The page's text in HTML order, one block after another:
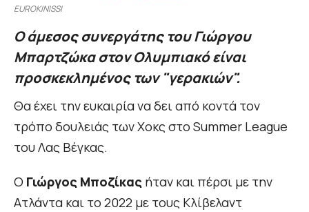
EUROKINISSI
Ο άμεσος συνεργάτης του Γιώργου
Μπαρτζώκα στον Ολυμπιακό είναι
προσκεκλημένος των "γερακιών".
Θα έχει την ευκαιρία να δει από κοντά τον
τρόπο δουλειάς των Χοκς στο Summer League
του Λας Βέγκας.
Ο Γιώργος Μποζίκας ήταν και πέρσι με την
Ατλάντα και το 2022 με τους Κλίβελαντ